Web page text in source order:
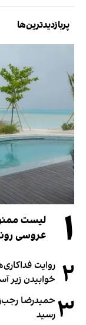
پربازدیدترین‌ها
۱
عروسی
۲ خوابیدن زیر
۳ حمیدرضا
رسید